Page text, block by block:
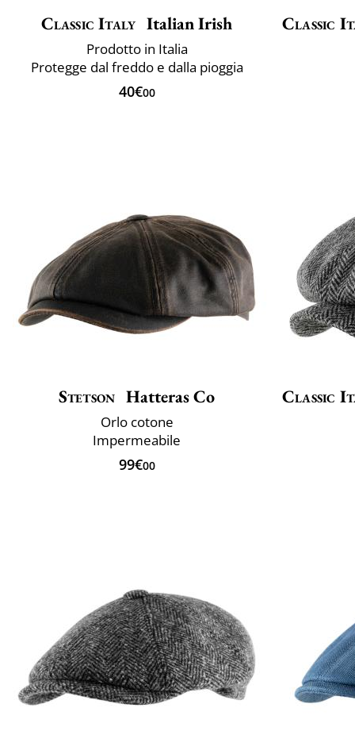
Classic Italy Italian Irish
Prodotto in Italia
Protegge dal freddo e dalla pioggia
40€00
Classic
Stetson Hatteras Co
Orlo cotone
Impermeabile
99€00
Classic